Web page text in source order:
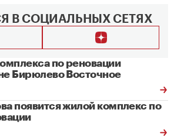
В СОЦИАЛЬНЫХ СЕТЯХ
по реновации
Бирюлево Восточное
появится жилой комплекс по